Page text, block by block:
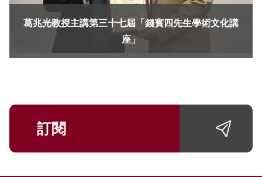
葛兆光教授主講第三十七屆「錢賓四先生學術文化講
座」
訂閱